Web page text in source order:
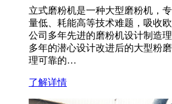
立式磨粉机是一种大型磨粉机，
量低、耗能高等技术难题，吸收
公司多年先进的磨粉机设计制造
多年的潜心设计改进后的大型粉
理可靠的…
了解详情